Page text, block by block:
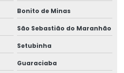
Bonito de Minas
São Sebastião do Maranhão
Setubinha
Guaraciaba